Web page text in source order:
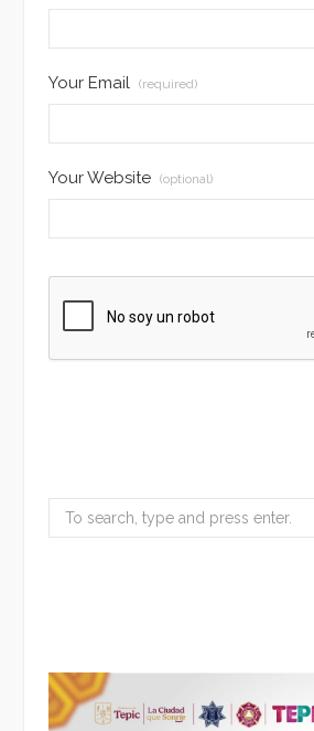
Your Email (required)
Your Website (optional)
Search
for: